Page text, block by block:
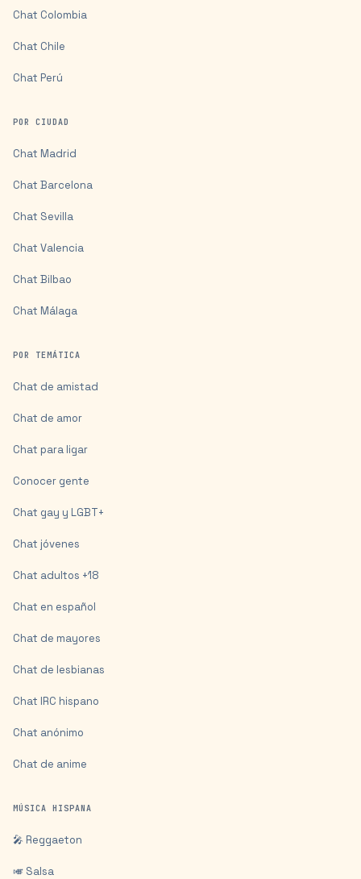
Chat Colombia
Chat Chile
Chat Perú
POR CIUDAD
Chat Madrid
Chat Barcelona
Chat Sevilla
Chat Valencia
Chat Bilbao
Chat Málaga
POR TEMÁTICA
Chat de amistad
Chat de amor
Chat para ligar
Conocer gente
Chat gay y LGBT+
Chat jóvenes
Chat adultos +18
Chat en español
Chat de mayores
Chat de lesbianas
Chat IRC hispano
Chat anónimo
Chat de anime
MÚSICA HISPANA
🎤 Reggaeton
🎺 Salsa